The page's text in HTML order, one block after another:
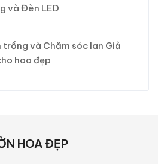
và Đèn LED
trồng và Chăm sóc lan Giả
hoa đẹp
HOA ĐẸP